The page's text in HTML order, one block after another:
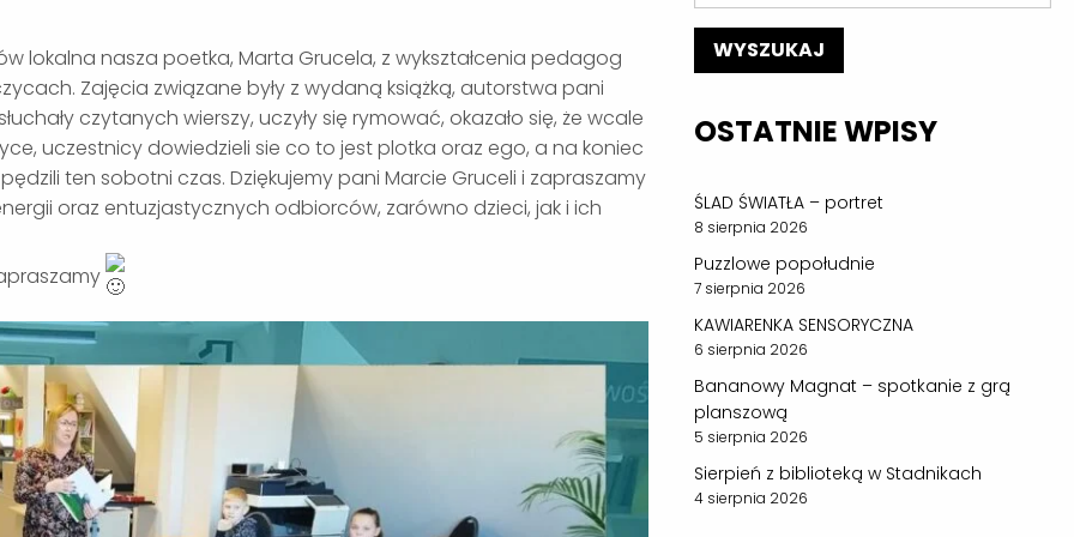
lokalna nasza poetka, Marta Grucela, z wykształcenia pedagog
Zajęcia związane były z wydaną książką, autorstwa pani
czytanych wierszy, uczyły się rymować, okazało się, że wcale
uczestnicy dowiedzieli sie co to jest plotka oraz ego, a na koniec
ten sobotni czas. Dziękujemy pani Marcie Gruceli i zapraszamy
oraz entuzjastycznych odbiorców, zarówno dzieci, jak i ich
OSTATNIE WPISY
ŚLAD ŚWIATŁA – portret
8 sierpnia 2026
Puzzlowe popołudnie
7 sierpnia 2026
KAWIARENKA SENSORYCZNA
6 sierpnia 2026
Bananowy Magnat – spotkanie z grą
planszową
5 sierpnia 2026
Sierpień z biblioteką w Stadnikach
4 sierpnia 2026